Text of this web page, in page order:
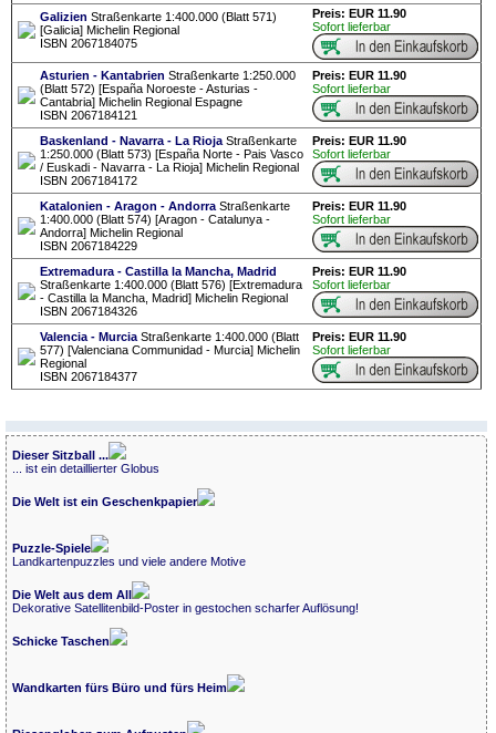
Galizien Straßenkarte 1:400.000 (Blatt 571)
[Galicia] Michelin Regional
ISBN 2067184075
Preis: EUR 11.90
Sofort lieferbar
Asturien - Kantabrien Straßenkarte 1:250.000
(Blatt 572) [España Noroeste - Asturias -
Cantabria] Michelin Regional Espagne
ISBN 2067184121
Preis: EUR 11.90
Sofort lieferbar
Baskenland - Navarra - La Rioja Straßenkarte
1:250.000 (Blatt 573) [España Norte - Pais Vasco
/ Euskadi - Navarra - La Rioja] Michelin Regional
ISBN 2067184172
Preis: EUR 11.90
Sofort lieferbar
Katalonien - Aragon - Andorra Straßenkarte
1:400.000 (Blatt 574) [Aragon - Catalunya -
Andorra] Michelin Regional
ISBN 2067184229
Preis: EUR 11.90
Sofort lieferbar
Extremadura - Castilla la Mancha, Madrid
Straßenkarte 1:400.000 (Blatt 576) [Extremadura
- Castilla la Mancha, Madrid] Michelin Regional
ISBN 2067184326
Preis: EUR 11.90
Sofort lieferbar
Valencia - Murcia Straßenkarte 1:400.000 (Blatt
577) [Valenciana Communidad - Murcia] Michelin
Regional
ISBN 2067184377
Preis: EUR 11.90
Sofort lieferbar
Dieser Sitzball ...
... ist ein detaillierter Globus
Die Welt ist ein Geschenkpapier
Puzzle-Spiele
Landkartenpuzzles und viele andere Motive
Die Welt aus dem All
Dekorative Satellitenbild-Poster in gestochen scharfer Auflösung!
Schicke Taschen
Wandkarten fürs Büro und fürs Heim